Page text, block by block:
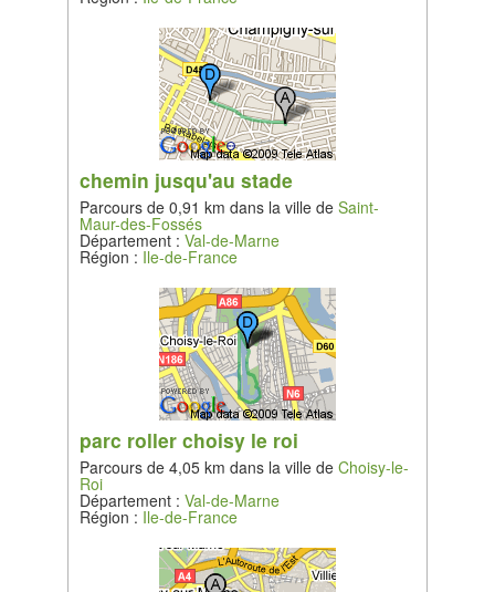
chemin jusqu'au stade
Parcours de 0,91 km dans la ville deSaint-
Maur-des-Fossés
Département :Val-de-Marne
Région : Ile-de-France
parc roller choisy le roi
Parcours de 4,05 km dans la ville deChoisy-le-
Roi
Département :Val-de-Marne
Région : Ile-de-France